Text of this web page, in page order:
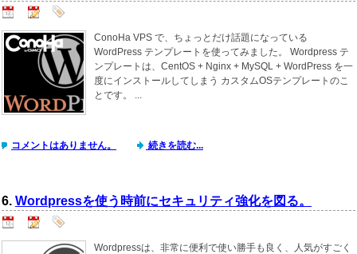
ConoHa VPS で、ちょっとだけ話題になっている
WordPress テンプレートを使ってみました。 Wordpress テ
ンプレートは、CentOS + Nginx + MySQL + WordPress を一
度にインストールしてしまう カスタムOSテンプレートのこ
とです。 ...
コメントはありません。 続きを読む...
6. Wordpressを使う時前にセキュリティ強化を図る。
Wordpressは、非常に便利で使い勝手も良く、人気がすごく